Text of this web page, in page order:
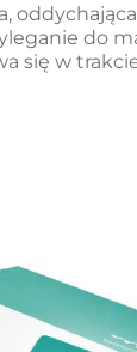
do
się w